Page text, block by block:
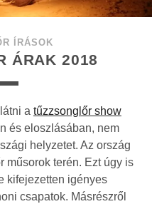
ÍRÁSOK
ÁRAK 2018
a tűzzsonglőr show
és eloszlásában, nem
helyzetet. Az ország
műsorok terén. Ezt úgy is
kifejezetten igényes
csapatok. Másrészről